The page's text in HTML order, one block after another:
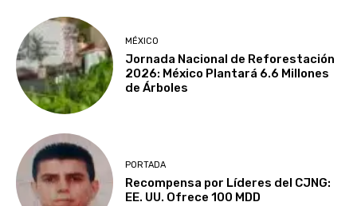
MÉXICO
Jornada Nacional de Reforestación
2026: México Plantará 6.6 Millones
de Árboles
PORTADA
Recompensa por Líderes del CJNG:
EE. UU. Ofrece 100 MDD